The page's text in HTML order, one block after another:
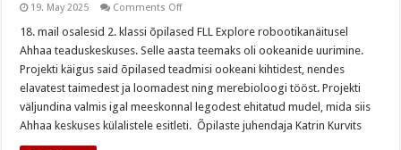
19. May 2025 Comments Offon
Explore robootikanäitusel
teaduskeskuses
18. mail osalesid 2. klassi õpilased FLL Explore robootikanäitusel
Ahhaa teaduskeskuses. Selle aasta teemaks oli ookeanide uurimine.
Projekti käigus said õpilased teadmisi ookeani kihtidest, nendes
elavatest taimedest ja loomadest ning merebioloogi tööst. Projekti
väljundina valmis igal meeskonnal legodest ehitatud mudel, mida siis
Ahhaa keskuses külalistele esitleti. Õpilaste juhendaja Katrin Kurvits